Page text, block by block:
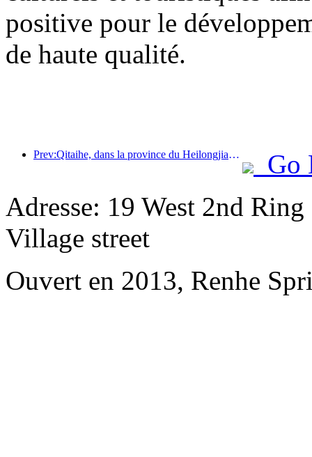
positive pour le
de haute qualité.
Prev:Qitaihe, dans la province du Heilongjiang, a promulgué la première réglementation nationale sur l'industrie de la glace et de la neige, encourageant l'intégration de l'IA et des sports de glace et de neige.
Go
Adresse: 19 West 2nd
Village street
Ouvert en 2013, Renhe